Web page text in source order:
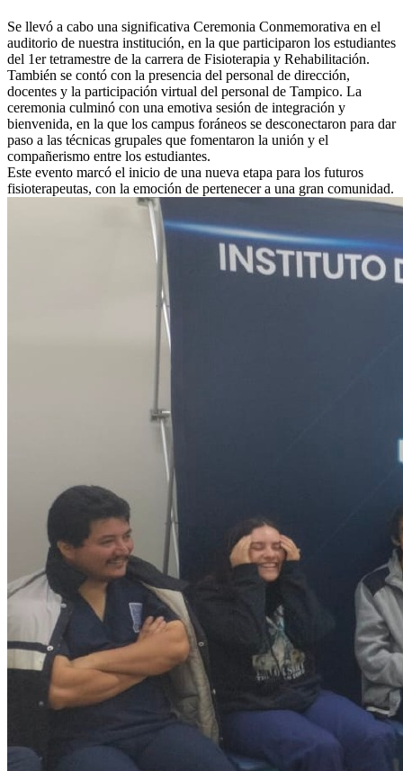
Se llevó a cabo una significativa Ceremonia Conmemorativa en el
auditorio de nuestra institución, en la que participaron los estudiantes
del 1er tetramestre de la carrera de Fisioterapia y Rehabilitación.
También se contó con la presencia del personal de dirección,
docentes y la participación virtual del personal de Tampico. La
ceremonia culminó con una emotiva sesión de integración y
bienvenida, en la que los campus foráneos se desconectaron para dar
paso a las técnicas grupales que fomentaron la unión y el
compañerismo entre los estudiantes.
Este evento marcó el inicio de una nueva etapa para los futuros
fisioterapeutas, con la emoción de pertenecer a una gran comunidad.